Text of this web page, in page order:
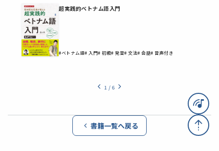
超実践的ベトナム語入門
#ベトナム語# 入門# 初級# 発音# 文法# 会話# 音声付き
1 / 6
書籍一覧へ戻る